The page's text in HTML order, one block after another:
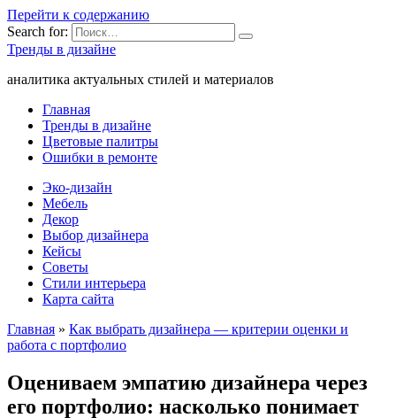
Перейти к содержанию
Search for:
Тренды в дизайне
аналитика актуальных стилей и материалов
Главная
Тренды в дизайне
Цветовые палитры
Ошибки в ремонте
Эко-дизайн
Мебель
Декор
Выбор дизайнера
Кейсы
Советы
Стили интерьера
Карта сайта
Главная » Как выбрать дизайнера — критерии оценки и
работа с портфолио
Оцениваем эмпатию дизайнера через
его портфолио: насколько понимает